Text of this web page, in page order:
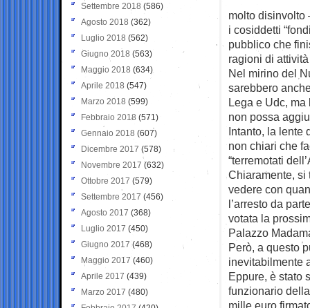
molto disinvolto
i cosiddetti
pubblico che
ragioni di
Nel mirino del
sarebbero
Lega e Udc,
non possa
Intanto, la lente
non chiari che
“terremotati
Chiaramente, si
vedere con
l’arresto da
votata la
Palazzo
Però, a questo
inevitabilmente
Eppure, è stato
funzionario
mille euro
Settembre 2018 (586)
Agosto 2018 (362)
Luglio 2018 (562)
Giugno 2018 (563)
Maggio 2018 (634)
Aprile 2018 (547)
Marzo 2018 (599)
Febbraio 2018 (571)
Gennaio 2018 (607)
Dicembre 2017 (578)
Novembre 2017 (632)
Ottobre 2017 (579)
Settembre 2017 (456)
Agosto 2017 (368)
Luglio 2017 (450)
Giugno 2017 (468)
Maggio 2017 (460)
Aprile 2017 (439)
Marzo 2017 (480)